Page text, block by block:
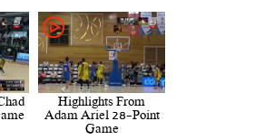
Highlights From
Adam Ariel 28-Point
Game